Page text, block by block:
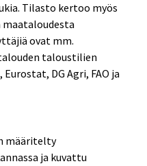
Tilasto kertoo myös
ovat mm.
taloustilien
DG Agri, FAO ja
määritelty
ja kuvattu